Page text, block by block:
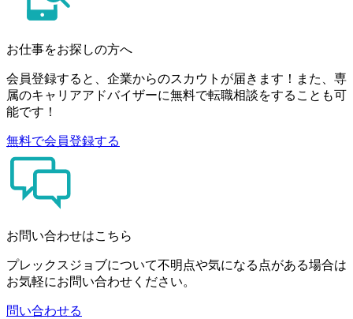
お仕事をお探しの方へ
会員登録すると、企業からのスカウトが届きます！また、専
属のキャリアアドバイザーに無料で転職相談をすることも可
能です！
無料で会員登録する
お問い合わせはこちら
プレックスジョブについて不明点や気になる点がある場合は
お気軽にお問い合わせください。
問い合わせる